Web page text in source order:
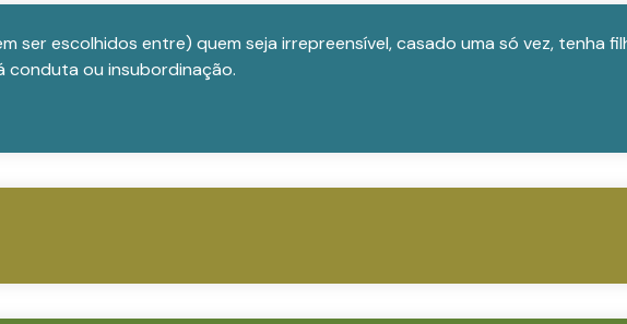
ser escolhidos entre) quem seja irrepreensível, casado uma só vez, tenha
conduta ou insubordinação.